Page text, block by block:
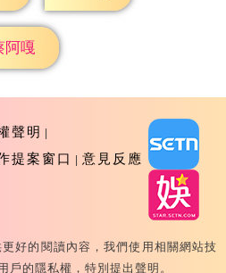
阿嘎
聲明
提案窗口 意見反應
E-Television All Rights
好的閱讀內容，我們使用相關網站技
戶的隱私權，特別提出聲明。